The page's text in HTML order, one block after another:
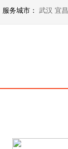
服务城市： 武汉 宜昌